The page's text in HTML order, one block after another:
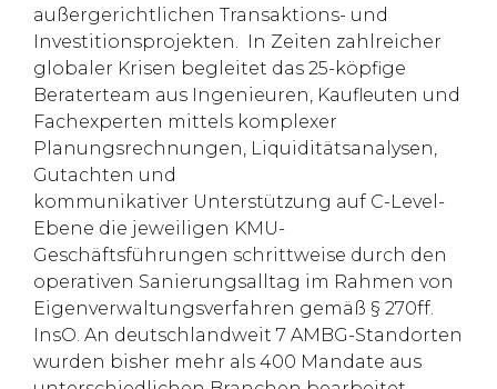
außergerichtlichen Transaktions- und
Investitionsprojekten. In Zeiten zahlreicher
globaler Krisen begleitet das 25-köpfige
Beraterteam aus Ingenieuren, Kaufleuten und
Fachexperten mittels komplexer
Planungsrechnungen, Liquiditätsanalysen,
Gutachten und
kommunikativer Unterstützung auf C-Level-
Ebene die jeweiligen KMU-
Geschäftsführungen schrittweise durch den
operativen Sanierungsalltag im Rahmen von
Eigenverwaltungsverfahren gemäß § 270ff.
InsO. An deutschlandweit 7 AMBG-Standorten
wurden bisher mehr als 400 Mandate aus